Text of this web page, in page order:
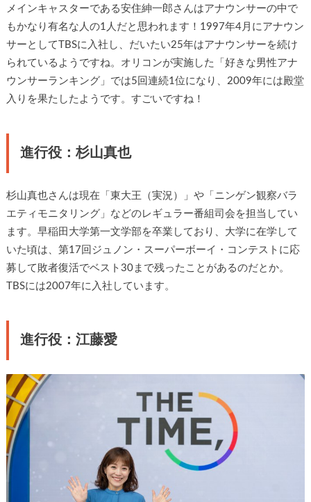
メインキャスターである安住紳一郎さんはアナウンサーの中で
もかなり有名な人の1人だと思われます！1997年4月にアナウン
サーとしてTBSに入社し、だいたい25年はアナウンサーを続け
られているようですね。オリコンが実施した「好きな男性アナ
ウンサーランキング」では5回連続1位になり、2009年には殿堂
入りを果たしたようです。すごいですね！
進行役：杉山真也
杉山真也さんは現在「東大王（実況）」や「ニンゲン観察バラ
エティモニタリング」などのレギュラー番組司会を担当してい
ます。早稲田大学第一文学部を卒業しており、大学に在学して
いた頃は、第17回ジュノン・スーパーボーイ・コンテストに応
募して敗者復活でベスト30まで残ったことがあるのだとか。
TBSには2007年に入社しています。
進行役：江藤愛